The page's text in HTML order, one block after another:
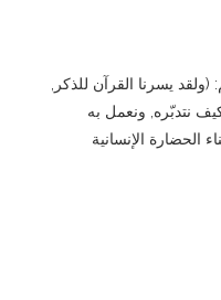
يسرنا القرآن للذكر,
نتدبّره, ونعمل به
الحضارة الإنسانية